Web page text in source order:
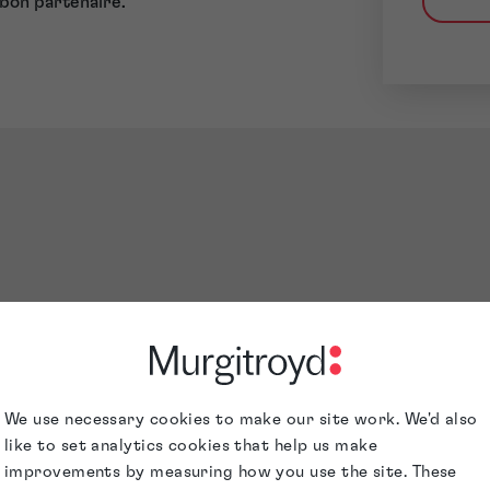
We use necessary cookies to make our site work. We'd also
like to set analytics cookies that help us make
improvements by measuring how you use the site. These